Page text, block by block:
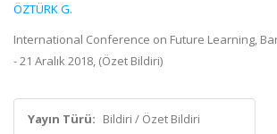
ÖZTÜRK G.
International Conference on Future Learning,
- 21 Aralık 2018, (Özet Bildiri)
Yayın Türü: Bildiri / Özet Bildiri